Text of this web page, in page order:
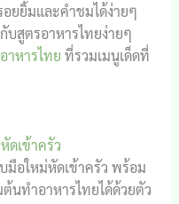
ยยิ้มและคำชมได้ง่ายๆ
บสูตรอาหารไทยง่ายๆ
าหารไทย ที่รวมเมนูเด็ดที่
ดเข้าครัว
มือใหม่หัดเข้าครัว พร้อม
นทำอาหารไทยได้ด้วยตัว